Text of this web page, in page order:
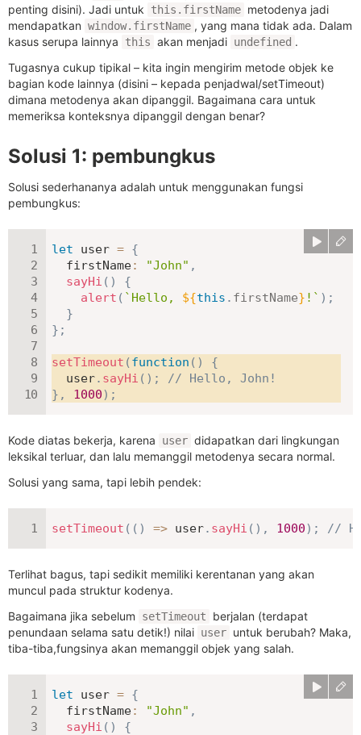
penting disini). Jadi untuk
this.firstName metodenya jadi
mendapatkan window.firstName , yang mana tidak ada. Dalam
kasus serupa lainnya
this akan menjadi undefined .
Tugasnya cukup tipikal – kita ingin mengirim metode objek ke
bagian kode lainnya (disini – kepada penjadwal/setTimeout)
dimana metodenya akan dipanggil. Bagaimana cara untuk
memeriksa konteksnya dipanggil dengan benar?
Solusi 1: pembungkus
Solusi sederhananya adalah untuk menggunakan fungsi
pembungkus:
let user = {
firstName: "John" ,
sayHi ( )
{
alert ( ` Hello, ${this . firstName} ! ` ) ;
}
} ;
setTimeout (function ( )
{
  user
. sayHi ( ) ;
// Hello, John!
} , 1000) ;
Kode diatas bekerja, karena user didapatkan dari lingkungan
leksikal terluar, dan lalu memanggil metodenya secara normal.
Solusi yang sama, tapi lebih pendek:
setTimeout ( ( ) => user. sayHi ( ) , 1000) ; //
Terlihat bagus, tapi sedikit memiliki kerentanan yang akan
muncul pada struktur kodenya.
Bagaimana jika sebelum
setTimeout
berjalan (terdapat
penundaan selama satu detik!) nilai user untuk berubah? Maka,
tiba-tiba,fungsinya akan memanggil objek yang salah.
let user = {
firstName: "John" ,
sayHi ( )
{